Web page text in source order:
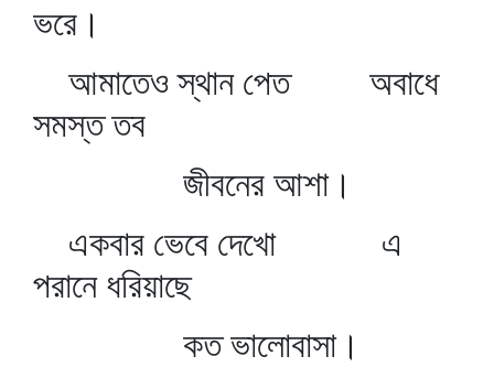
ভরে।
আমাতেও স্থান পেত অবাধে
সমস্ত তব
জীবনের আশা।
একবার ভেবে দেখো এ
পরানে ধরিয়াছে
কত ভালোবাসা।